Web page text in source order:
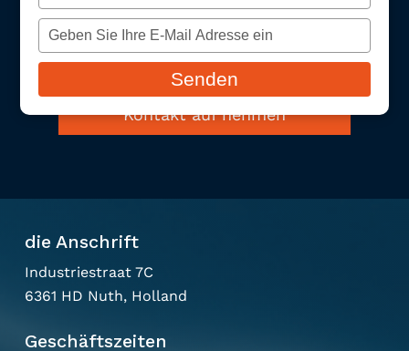
Kontakt
Kontakt auf nehmen
die Anschrift
Industriestraat 7C
6361 HD Nuth, Holland
Geschäftszeiten
je
naam
in
Typ
je
Senden